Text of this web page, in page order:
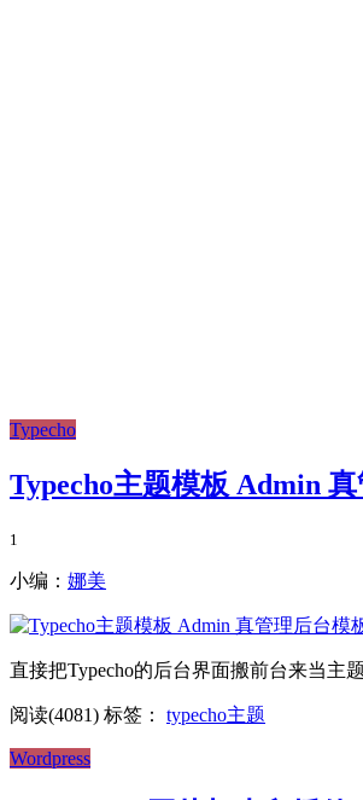
Typecho
Typecho主题模板 Admin
1
小编： 娜美
直接把Typecho的后台界面搬前台来当主
阅读(4081) 标签： typecho主题
Wordpress